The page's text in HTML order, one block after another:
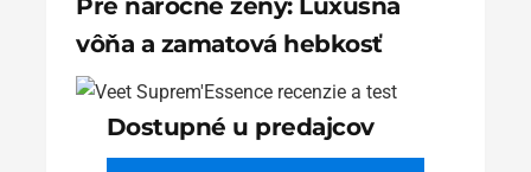
Pre náročné ženy: Luxusná
vôňa a zamatová hebkosť
Dostupné u predajcov